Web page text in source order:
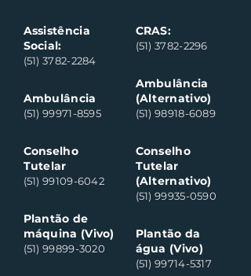
Assistência
Social:
(51) 3782-2284
Ambulância
(51) 99971-8595
Conselho
Tutelar
(51) 99109-6042
Plantão de
máquina (Vivo)
(51) 99899-3020
CRAS:
(51) 3782-2296
Ambulância
(Alternativo)
(51) 98918-6089
Conselho
Tutelar
(Alternativo)
(51) 99935-0590
Plantão da
água (Vivo)
(51) 99714-5317